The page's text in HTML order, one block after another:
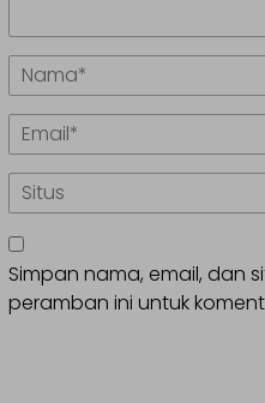
Simpan nama, email, dan
peramban ini untuk